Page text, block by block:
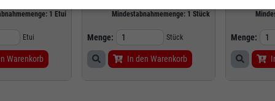
1 Etui
Etui
Warenkorb
Mindestabnahmemenge: 1 Stück
Menge: Stück
In den Warenkorb
Menge: